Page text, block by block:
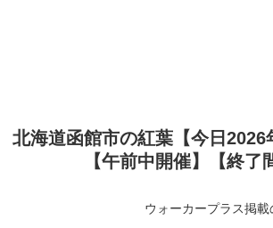
北海道函館市の紅葉【今日2026
【午前中開催】【終了
ウォーカープラス掲